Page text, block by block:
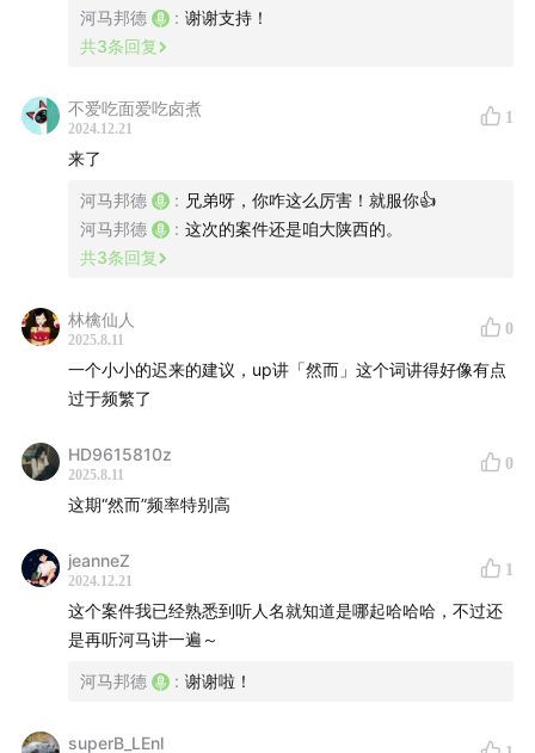
河马邦德
: 谢谢支持！
共3条回复
不爱吃面爱吃卤煮
2024.12.21
1
来了
河马邦德 : 兄弟呀，你咋这么厉害！就服你👍
河马邦德
: 这次的案件还是咱大陕西的。
共3条回复
林檎仙人
2025.8.11
0
一个小小的迟来的建议，up讲「然而」这个词讲得好像有点
过于频繁了
HD9615810z
2025.8.11
0
这期“然而”频率特别高
jeanneZ
2024.12.21
1
这个案件我已经熟悉到听人名就知道是哪起哈哈哈，不过还
是再听河马讲一遍～
河马邦德 : 谢谢啦！
superB_LEnl